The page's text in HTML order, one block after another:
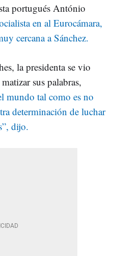
portugués António
en al Eurocámara,
cercana a Sánchez.
la presidenta se vio
sus palabras,
mundo tal como es no
determinación de luchar
dijo.